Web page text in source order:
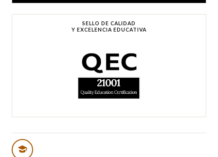
SELLO DE CALIDAD
Y EXCELENCIA EDUCATIVA